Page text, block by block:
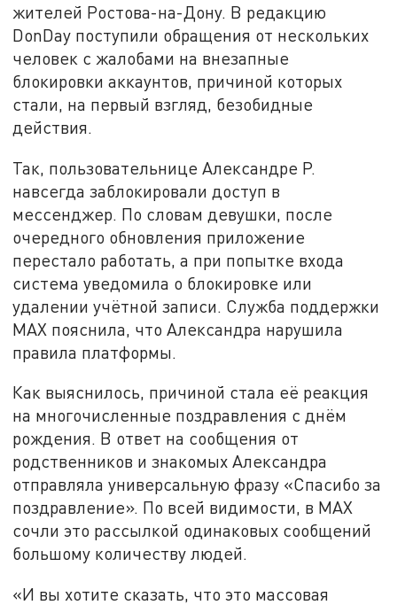
жителей Ростова-на-Дону. В редакцию
DonDay поступили обращения от нескольких
человек с жалобами на внезапные
блокировки аккаунтов, причиной которых
стали, на первый взгляд, безобидные
действия.
Так, пользовательнице Александре Р.
навсегда заблокировали доступ в
мессенджер. По словам девушки, после
очередного обновления приложение
перестало работать, а при попытке входа
система уведомила о блокировке или
удалении учётной записи. Служба поддержки
MAX пояснила, что Александра нарушила
правила платформы.
Как выяснилось, причиной стала её реакция
на многочисленные поздравления с днём
рождения. В ответ на сообщения от
родственников и знакомых Александра
отправляла универсальную фразу «Спасибо за
поздравление». По всей видимости, в MAX
сочли это рассылкой одинаковых сообщений
большому количеству людей.
«И вы хотите сказать, что это массовая